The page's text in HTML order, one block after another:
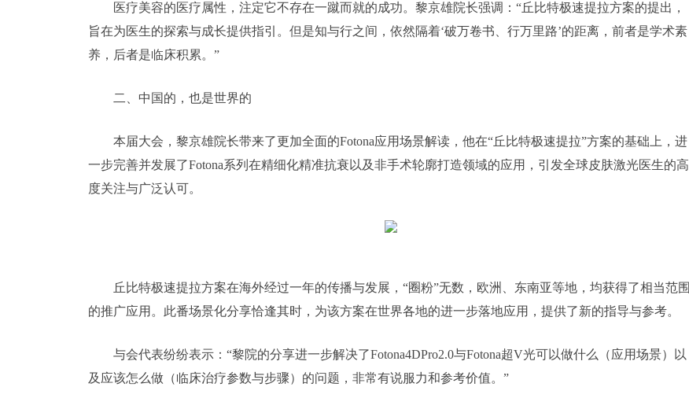
医疗美容的医疗属性，注定它不存在一蹴而就的成功。黎京雄院长强调：“丘比特极速提拉方案的提出，
旨在为医生的探索与成长提供指引。但是知与行之间，依然隔着‘破万卷书、行万里路’的距离，前者是学术素
养，后者是临床积累。”
二、中国的，也是世界的
本届大会，黎京雄院长带来了更加全面的Fotona应用场景解读，他在“丘比特极速提拉”方案的基础上，进
一步完善并发展了Fotona系列在精细化精准抗衰以及非手术轮廓打造领域的应用，引发全球皮肤激光医生的高
度关注与广泛认可。
丘比特极速提拉方案在海外经过一年的传播与发展，“圈粉”无数，欧洲、东南亚等地，均获得了相当范围
的推广应用。此番场景化分享恰逢其时，为该方案在世界各地的进一步落地应用，提供了新的指导与参考。
与会代表纷纷表示：“黎院的分享进一步解决了Fotona4DPro2.0与Fotona超V光可以做什么（应用场景）以
及应该怎么做（临床治疗参数与步骤）的问题，非常有说服力和参考价值。”